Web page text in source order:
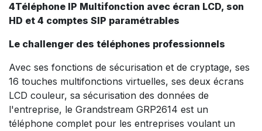
4Téléphone IP Multifonction avec écran LCD, son
HD et 4 comptes SIP paramétrables
Le challenger des téléphones professionnels
Avec ses fonctions de sécurisation et de cryptage, ses
16 touches multifonctions virtuelles, ses deux écrans
LCD couleur, sa sécurisation des données de
l'entreprise, le Grandstream GRP2614 est un
téléphone complet pour les entreprises voulant un